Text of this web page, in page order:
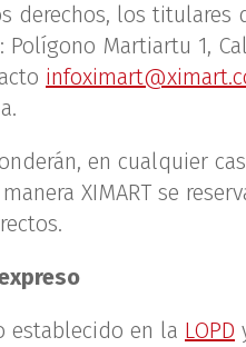
derechos, los
Polígono Martiartu 1,
en cualquier
XIMART se
establecido en la LOPD